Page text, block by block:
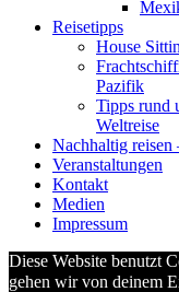
Reisetipps
House
Pazifik
Tipps rund
Weltreise
Nachhaltig reisen
Veranstaltungen
Kontakt
Medien
Impressum
Diese Website benutzt
gehen wir von deinem